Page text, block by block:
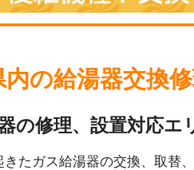
内の給湯器交換
の修理、設置対応エ
きたガス給湯器の交換、取替